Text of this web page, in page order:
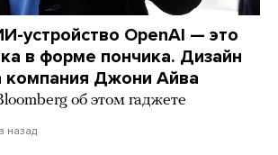
устройство OpenAI — это
в форме пончика. Дизайн
компания Джони Айва
об этом гаджете
назад